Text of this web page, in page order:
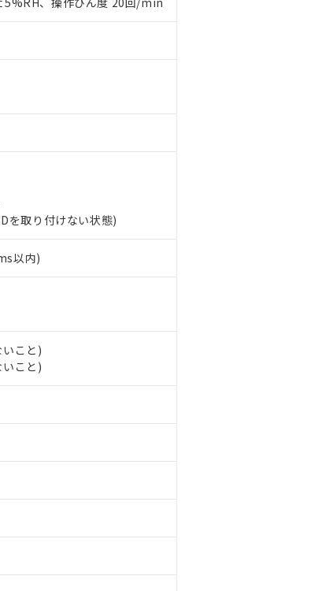
を取り付けない状態)
以内)
こと)
こと)
利用ください。
商品の当社在庫状況および標準価格(税抜)を提供させていただ
本サービスの対象外となる商品もあることをご了承ください。
記載している更新日時点での社内データに基づき作成されるも
在庫および標準価格とは異なる場合があることをご了承くださ
様のお取引先、またはお客様担当のオムロン制御機器販売店・
点は「
事前の承諾なく第三者に漏洩または開示しないようお願いしま
ビス）をご利用いただくには、I-Webメンバーズにご登録され
登録された部品リストについて、当社および当社の共同利用者
客様との取引・商談に必要な範囲で利用することをご了承くだ
の共同利用に関して"
物質有無と関係のない商品です。
たものが、含有品と判明した場合などやむを得ず変更するこ
ミウム(Cd) 100ppm以下、
類(PBB) 1000ppm以下、ポリ臭化ジフェニルエーテル類(PBDE) 1000ppm以下
1000ppm以下、フタル酸ブチルベンジル（BBP） 1000ppm以下、フタル酸ジブ
適用除外項目は除く。
が前後することがあります。
質の対応では、対応完了までの期間は出荷製品に未対応品が
ておりました。
ていることから、特段のことがない限り、2022年1月12日よ
基準値を超えていることを示します。
合わせください。
ム) : 100ppm、
イソブチル) : 1000ppm、 BBP(フタル酸ブチルベンジル) : 1000ppm、
質が外部に漏えいし、環境に深刻な影響を及ぼさない年数を意
合わせください。
為替および外国貿易法に定める商品（以下｢規制貨物等」とい
合は、日本国政府の輸出許可(または役務取引許可)を取得する
全に破砕するなど、違法に輸出されないよう必要な手段を講じ
場合は、上記1、2および3の内容を当該第三者に通知します。
る関係者が違法に輸出するおそれがある場合は、取り引きをい
ては、お客様のお取引先、またはお客様担当のオムロン制御
報を公開していない機種